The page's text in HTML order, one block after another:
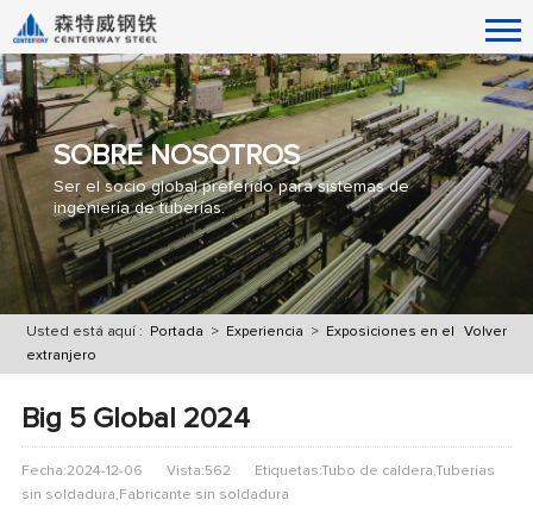
SOBRE NOSOTROS
Ser el socio global preferido para sistemas de
ingeniería de tuberías.
Volver
Usted está aquí : Portada > Experiencia >
Exposiciones en el
extranjero
Big 5 Global 2024
Fecha:2024-12-06 Vista:562
Etiquetas:Tubo de caldera,Tuberías
sin soldadura,Fabricante sin soldadura